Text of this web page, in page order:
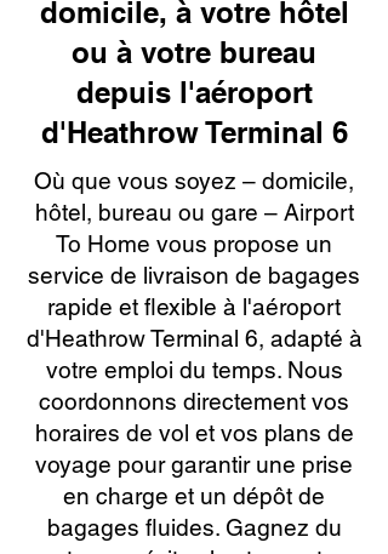
domicile, à votre hôtel
ou à votre bureau
depuis l'aéroport
d'Heathrow Terminal 6
Où que vous soyez – domicile,
hôtel, bureau ou gare – Airport
To Home vous propose un
service de livraison de bagages
rapide et flexible à l'aéroport
d'Heathrow Terminal 6, adapté à
votre emploi du temps. Nous
coordonnons directement vos
horaires de vol et vos plans de
voyage pour garantir une prise
en charge et un dépôt de
bagages fluides. Gagnez du